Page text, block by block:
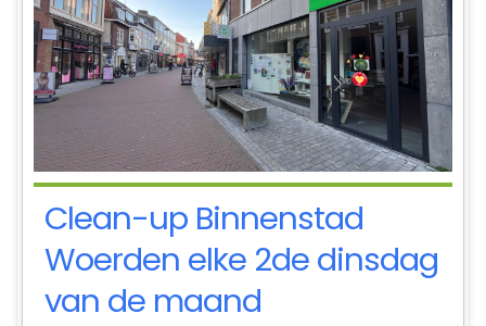
Clean-up Binnenstad
Woerden elke 2de dinsdag
van de maand